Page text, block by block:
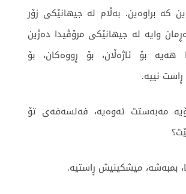
کە براوەین. بەڵام لە جیهانێکی زۆر
وایە لە جیهانێکی مرۆڤیدا دەژین
بۆ ئاژەڵان، بۆ ڕووەکان، بۆ
نییە.
مەبەستت ئەوەیە، فەلسەفەی تۆ
بمبەشە، میشکینیش ڕاستیە.